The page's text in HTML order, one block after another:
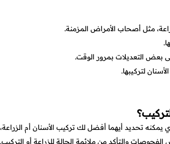
مثل أصحاب الأمراض المزمنة.
بعض التعديلات بمرور الوقت.
لتركيبها.
تحديد أيهما أفضل لك تركيب الأسنان أم
والتأكد من ملائمة الحالة للزراعة أو التركيب.